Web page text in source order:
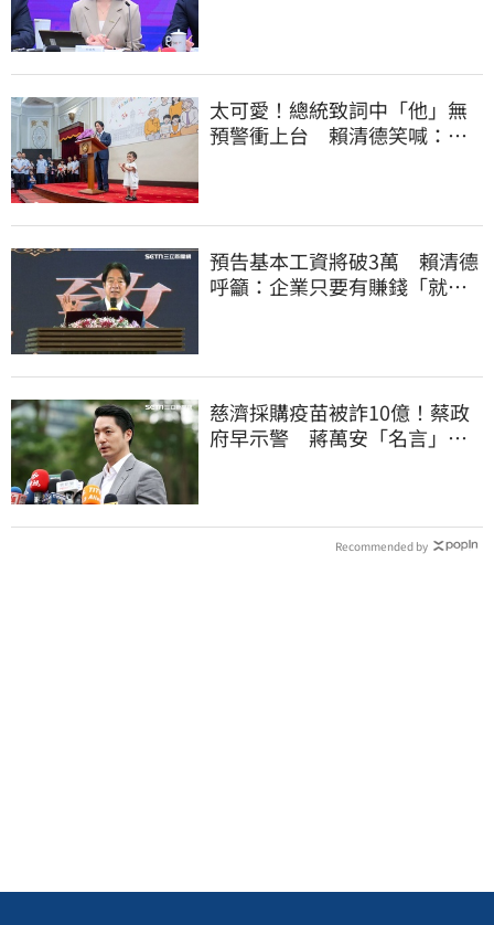
太可愛！總統致詞中「他」無
預警衝上台 賴清德笑喊：卸
預告基本工資將破3萬 賴清德
呼籲：企業只要有賺錢「就該
慈濟採購疫苗被詐10億！蔡政
府早示警 蔣萬安「名言」翻
Recommended by